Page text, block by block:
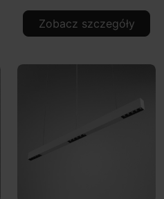
Zobacz szczegóły